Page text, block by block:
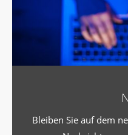
Bleiben Sie auf dem